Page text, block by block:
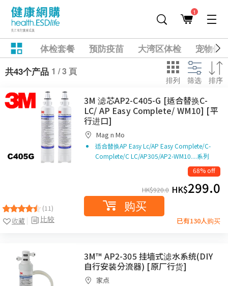
1
体检套餐 预防疫苗 大湾区体检
宠物健
共43个产品 1 / 3 頁
排列 筛选 排序
(11)
比较
收藏
3M 滤芯AP2-C405-G [适合替换C-
LC/ AP Easy Complete/ WM10] [平
行进口]
Mag n Mo
适合替换AP Easy Lc/AP Easy Complete/C-
Complete/C LC/AP305/AP2-WM10....系列
68% off
HK$920.0 HK$299.0
购买
已有130人购买
3M™ AP2-305 挂墙式滤水系统(DIY
自行安装分流器) [原厂行货]
家点